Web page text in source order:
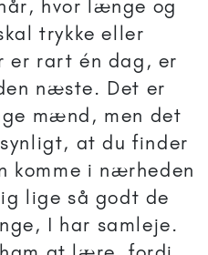
hvor længe og
trykke eller
er rart én dag, er
næste. Det er
mænd, men det
at du finder
komme i nærheden
lige så godt de
I har samleje.